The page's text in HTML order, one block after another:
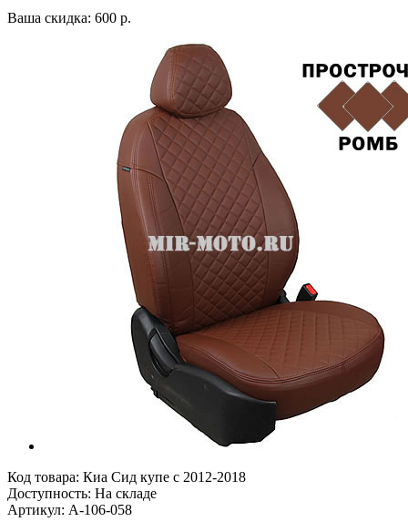
Ваша скидка: 600 р.
Код товара: Киа Сид купе с 2012-2018
Доступность: На складе
Артикул: A-106-058